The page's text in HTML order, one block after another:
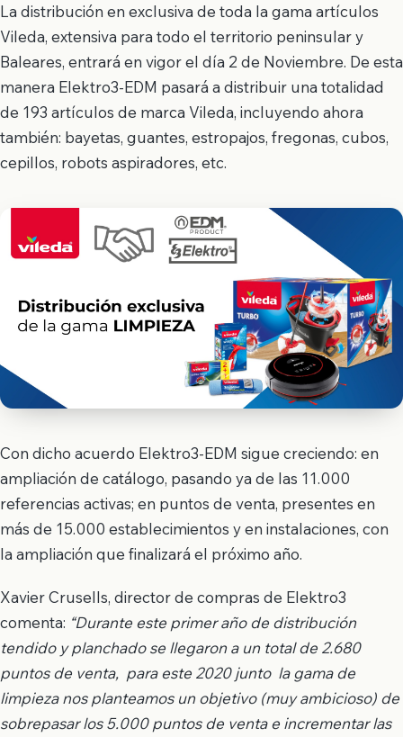
La distribución en exclusiva de toda la gama artículos
Vileda, extensiva para todo el territorio peninsular y
Baleares, entrará en vigor el día 2 de Noviembre. De esta
manera Elektro3-EDM pasará a distribuir una totalidad
de 193 artículos de marca Vileda, incluyendo ahora
también: bayetas, guantes, estropajos, fregonas, cubos,
cepillos, robots aspiradores, etc.
Con dicho acuerdo Elektro3-EDM sigue creciendo: en
ampliación de catálogo, pasando ya de las 11.000
referencias activas; en puntos de venta, presentes en
más de 15.000 establecimientos y en instalaciones, con
la ampliación que finalizará el próximo año.
Xavier Crusells, director de compras de Elektro3
comenta: “Durante este primer año de distribución
tendido y planchado se llegaron a un total de 2.680
puntos de venta, para este 2020 junto la gama de
limpieza nos planteamos un objetivo (muy ambicioso) de
sobrepasar los 5.000 puntos de venta e incrementar las